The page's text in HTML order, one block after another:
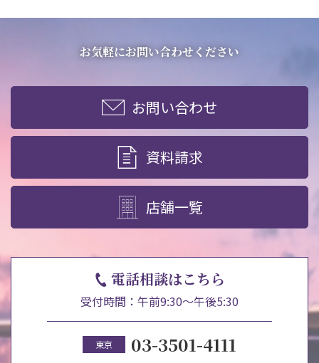
お気軽にお問い合わせください
お問い合わせ
資料請求
店舗一覧
電話相談はこちら
受付時間：午前9:30～午後5:30
東京 03-3501-4111